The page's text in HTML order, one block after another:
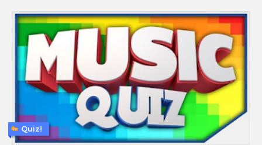
Quiz!